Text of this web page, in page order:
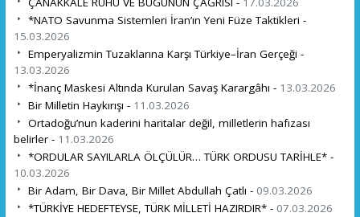
*NATO Savunma Sistemleri İran’ın Yeni Füze Taktikleri -
15.03.2026
Emperyalizmin Tuzaklarına Karşı Türkiye–İran Gerçeği -
13.03.2026
*İnanç Maskesi Altında Kurulan Savaş Karargâhı - 13.03.2026
Bir Milletin Haykırışı - 11.03.2026
Ortadoğu’nun kaderini haritalar değil, milletlerin hafızası
belirler - 11.03.2026
*ORDULAR SAYILARLA ÖLÇÜLÜR… TÜRK ORDUSU TARİHLE* -
10.03.2026
Bir Adam, Bir Dava, Bir Millet Abdullah Çatlı - 09.03.2026
*TÜRKİYE HEDEFTEYSE, TÜRK MİLLETİ HAZIRDIR* - 07.03.2026